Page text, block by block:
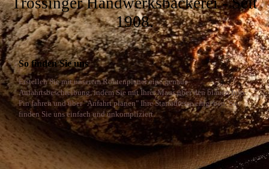
1908.
So finden Sie uns
Erstellen Sie mit unserem Routenplaner eine genaue
Anfahrtsbeschreibung, indem Sie mit Ihrer Maus über den blauen Info-
Pin fahren und über "Anfahrt planen" Ihre Startadresse eingeben. So
finden Sie uns einfach und unkompliziert.